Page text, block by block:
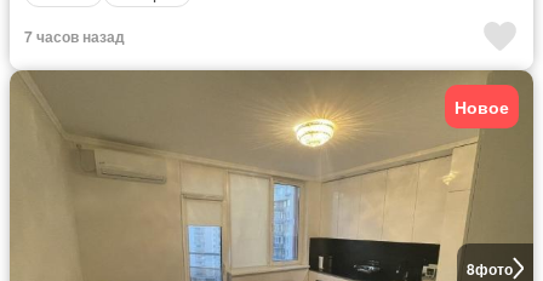
7 часов назад
8фото
Новое